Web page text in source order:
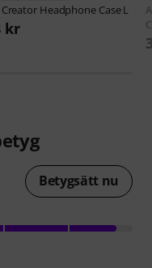
Creator Headphone Case L
kr
Betygsätt nu